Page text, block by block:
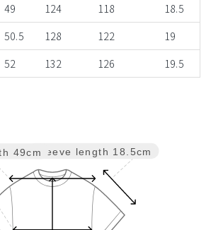
49 124 118
18.5
50.5 128 122
19
52 132 126 19.5
Sleeve length 18.5cm
49cm